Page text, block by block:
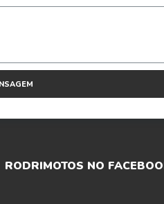
RODRIMOTOS NO